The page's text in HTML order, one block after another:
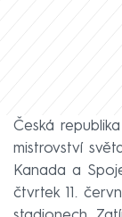
Česká
mistrovství
Kanada a
čtvrtek 11.